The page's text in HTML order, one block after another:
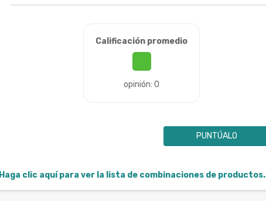
Calificación promedio
opinión: 0
PUNTÚALO
Haga clic aquí para ver la lista de combinaciones de productos.